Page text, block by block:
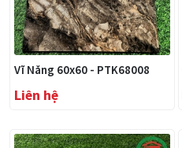
Vĩ Năng 60x60 - PTK68008
Liên hệ